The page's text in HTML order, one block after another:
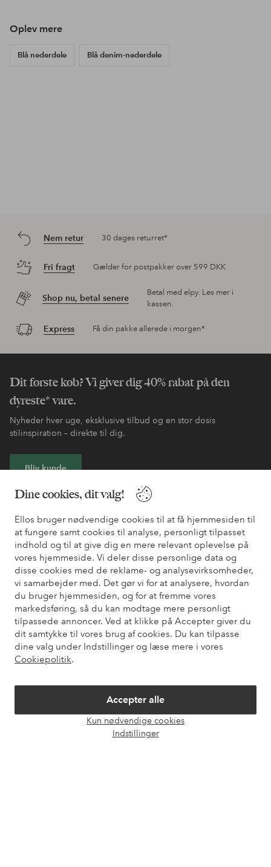
Dine cookies, dit valg!
Ellos bruger nødvendige cookies til at få hjemmesiden til
at fungere samt cookies til analyse, personligt tilpasset
indhold og til at give dig en mere relevant oplevelse på
vores hjemmeside. Vi deler disse personlige data og
disse cookies med de reklame- og analysevirksomheder,
vi samarbejder med. Det gør vi for at analysere, hvordan
du bruger hjemmesiden, og for at fremme vores
markedsføring, så du kan modtage mere personligt
tilpassede annoncer. Ved at klikke på Accepter giver du
dit samtykke til vores brug af cookies. Du kan tilpasse
dine valg under Indstillinger og læse mere i vores
Cookiepolitik.
Accepter alle
Kun nødvendige cookies
Indstillinger
Oplev mere
Blå nederdele Blå denim-nederdele
Nem retur 30 dages returret*
Fri fragt Gælder for postpakker over 599 DKK
Shop nu, betal senere
Betal med elpy. Les mer i
kassen.
Express Få din pakke allerede i morgen*
Dit første køb? Vi giver dig 40% rabat på den
dyreste* vare.
Nyheder hver uge, eksklusive tilbud og en stor dosis
stilinspiration – direkte til dig.
Bliv kunde
* Se tilbudsbetingelser ved registrering
Har du brug for hjælp?
Du kan finde svar på de oftest stillede spørgsmål i vores FAQ.
Du kan også finde oplysninger om, hvordan du kontakter os.
Kundeservice Bestilling Betalingsmåde
Mine sider
Om Ellos